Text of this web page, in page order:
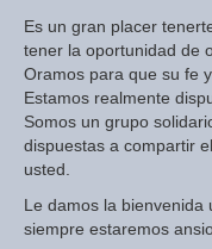
Es un gran placer
tener la oportunidad de
Oramos para que su fe
Estamos realmente
Somos un grupo
dispuestas a compartir
usted.
Le damos la bienvenida
siempre estaremos